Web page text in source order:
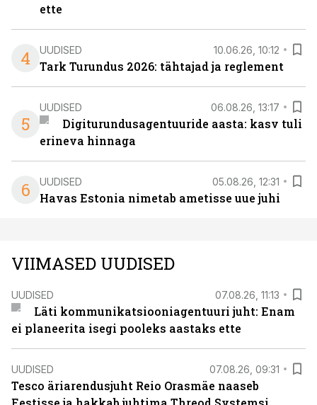
ette
4 UUDISED 10.06.26, 10:12
Tark Turundus 2026: tähtajad ja reglement
5
UUDISED 06.08.26, 13:17
Digiturundusagentuuride aasta: kasv tuli
erineva hinnaga
6 UUDISED 05.08.26, 12:31
Havas Estonia nimetab ametisse uue juhi
VIIMASED UUDISED
UUDISED 07.08.26, 11:13
Läti kommunikatsiooniagentuuri juht: Enam
ei planeerita isegi pooleks aastaks ette
UUDISED 07.08.26, 09:31
Tesco äriarendusjuht Reio Orasmäe naaseb